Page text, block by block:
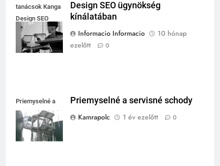
tanácsok Kanga
Design SEO
ügynökség
kínálatában
Design SEO ügynökség
kínálatában
Informacio Informacio
10 hónap
ezelőtt
0
Priemyselné a
servisné schody
Priemyselné a servisné schody
Kamrapolc
1 év ezelőtt 0